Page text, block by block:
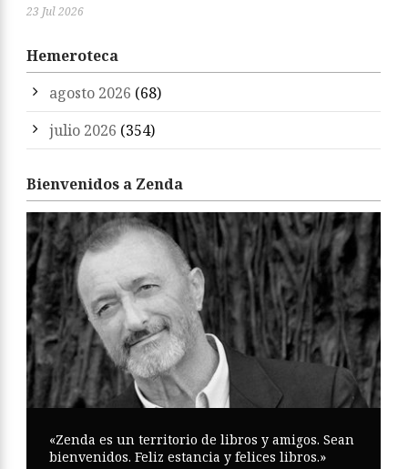
23 Jul 2026
Hemeroteca
agosto 2026 (68)
julio 2026 (354)
Bienvenidos a Zenda
«Zenda es un territorio de libros y amigos. Sean
bienvenidos. Feliz estancia y felices libros.»